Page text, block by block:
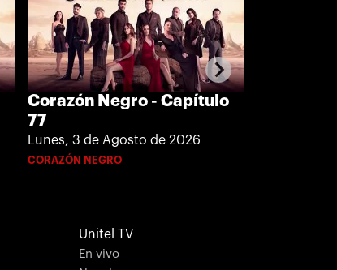
Corazón Negro - Capítulo
77
Lunes, 3 de Agosto de 2026
CORAZÓN NEGRO
Unitel TV
En vivo